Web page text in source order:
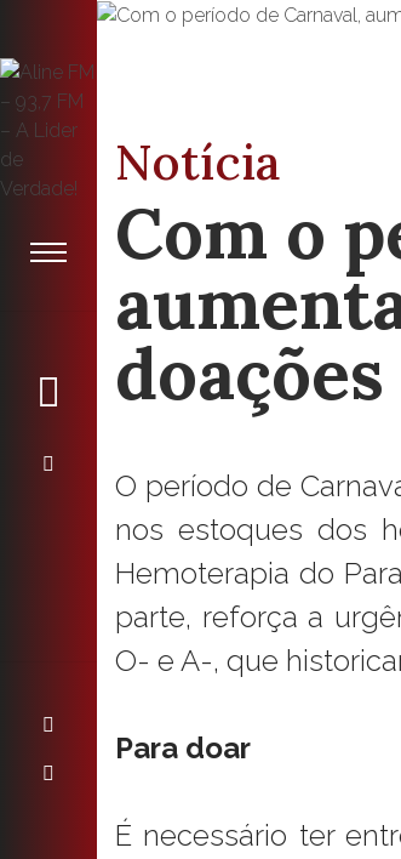
Notícia
Com o
O período de
nos estoques dos
Hemoterapia do
parte, reforça a
O- e A-, que
Para doar
É necessário ter